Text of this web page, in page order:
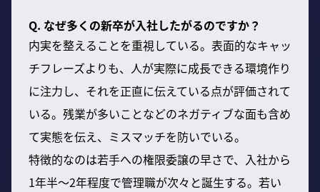
Q. なぜ多くの新卒が入社したがるのですか？
内実を整えることを重視している。表面的なキャッ
チフレーズよりも、人が実際に成長できる環境作り
に注力し、それを正直に伝えている点が評価されて
いる。残業が多いことなどのネガティブな面も含め
て実態を伝え、ミスマッチを防いでいる。
特徴的なのは若手への権限委譲の早さで、入社から
1年半〜2年程度で管理職が次々と誕生する。若い